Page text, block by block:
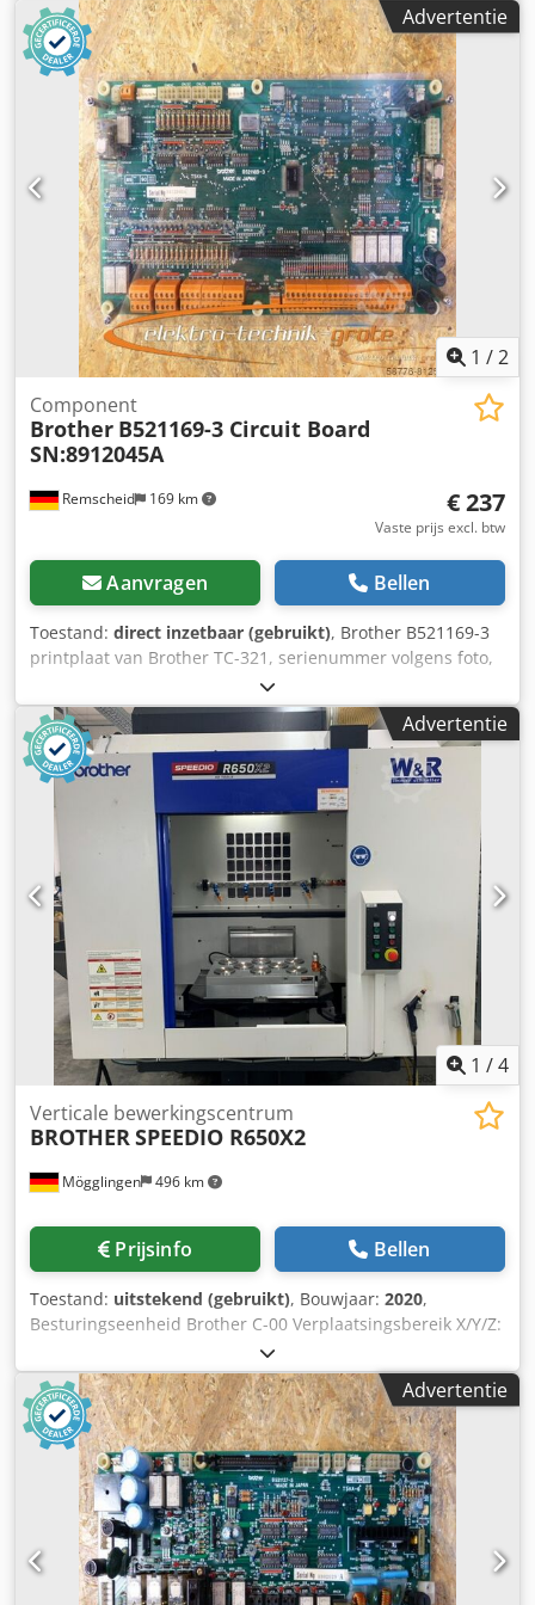
Advertentie
1 /2
Remscheid 169 km
Component
Brother B521169-3 Circuit Board
SN:8912045A
€ 237
Vaste prijs excl. btw
Aanvragen Bellen
Toestand: direct inzetbaar (gebruikt), Brother B521169-3
printplaat van Brother TC-321, serienummer volgens foto,
gebruikt, goede staat, 100% functioneel. Dedoi D Ulkspfx
Agyewa
Advertentie
1 /4
Mögglingen 496 km
Verticale bewerkingscentrum
BROTHER SPEEDIO R650X2
Prijsinfo Bellen
Toestand: uitstekend (gebruikt), Bouwjaar: 2020,
Besturingseenheid Brother C-00 Verplaatsingsbereik X/Y/Z:
650 x 400 x 435 mm Dedpozlb Ecsfx Agyewa Dubbele
palletwisselaar 800 x 400 mm Spindelsnelheid: 16.000
omwentelingen per minuut Gereedschapsmagazijn voor 40
gereedschappen, BT 30 Koelvloeistofdruk: 70 bar 3D-
meetsensor OMP 40 Elektronisch handwiel
Spanentransporteur
Advertentie